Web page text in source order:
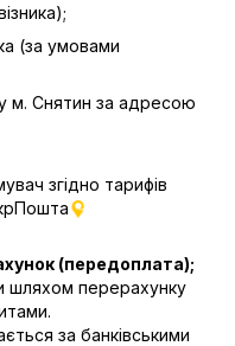
(за умовами
м. Снятин за адресою
згідно тарифів
(передоплата);
шляхом перерахунку
за банківськими